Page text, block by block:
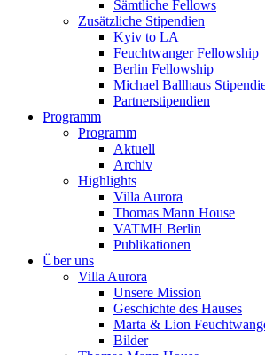
Sämtliche Fellows
Zusätzliche Stipendien
Kyiv to LA
Feuchtwanger Fellowship
Berlin Fellowship
Michael Ballhaus
Partnerstipendien
Programm
Programm
Aktuell
Archiv
Highlights
Villa Aurora
Thomas Mann House
VATMH Berlin
Publikationen
Über uns
Villa Aurora
Unsere Mission
Geschichte des Hauses
Marta & Lion
Bilder